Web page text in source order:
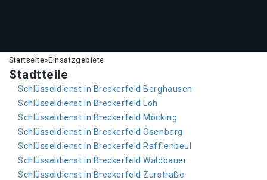
Startseite»Einsatzgebiete
Stadtteile
Schlüsseldienst in Breckerfeld Berghausen
Schlüsseldienst in Breckerfeld Loh
Schlüsseldienst in Breckerfeld Möcking
Schlüsseldienst in Breckerfeld Osenberg
Schlüsseldienst in Breckerfeld Rafflenbeul
Schlüsseldienst in Breckerfeld Waldbauer
Schlüsseldienst in Breckerfeld Zurstraße